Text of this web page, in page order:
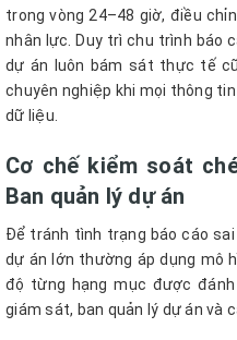
trong vòng 24–48 giờ, điều
nhân lực. Duy trì chu trình báo
dự án luôn bám sát thực tế
chuyên nghiệp khi mọi thông
dữ liệu.
Cơ chế kiểm soát
Ban quản lý dự án
Để tránh tình trạng báo cáo
dự án lớn thường áp dụng mô
độ từng hạng mục được
giám sát, ban quản lý dự án và